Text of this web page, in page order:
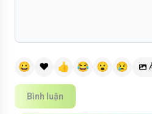
😀 ❤️ 👍 😂 😮 😢
Bình luận